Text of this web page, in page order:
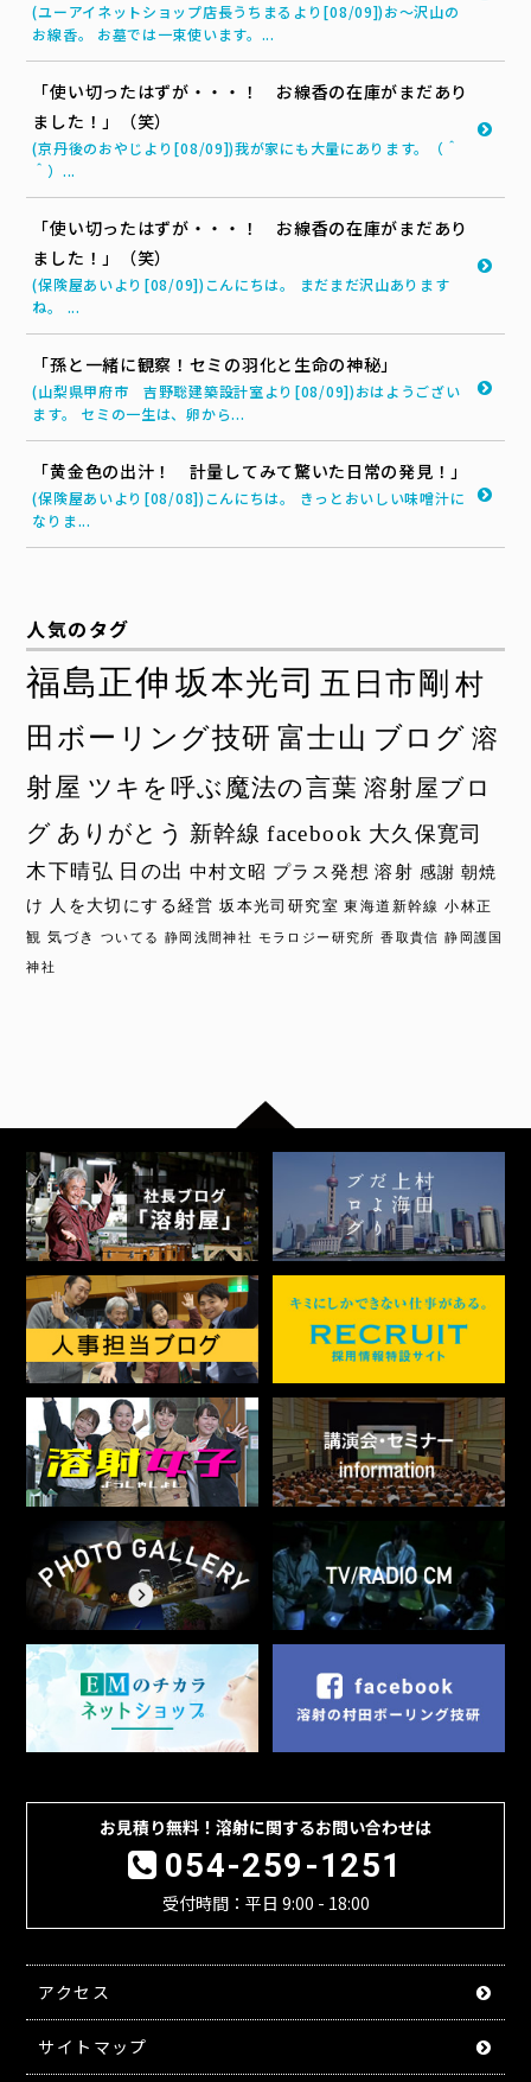
(ユーアイネットショップ店長うちまるより[08/09])お～沢山の
お線香。 お墓では一束使います。...
「使い切ったはずが・・・！ お線香の在庫がまだあり
ました！」（笑）
(京丹後のおやじより[08/09])我が家にも大量にあります。（＾
＾）...
「使い切ったはずが・・・！ お線香の在庫がまだあり
ました！」（笑）
(保険屋あいより[08/09])こんにちは。 まだまだ沢山あります
ね。 ...
「孫と一緒に観察！セミの羽化と生命の神秘」
(山梨県甲府市 吉野聡建築設計室より[08/09])おはようござい
ます。 セミの一生は、卵から...
「黄金色の出汁！ 計量してみて驚いた日常の発見！」
(保険屋あいより[08/08])こんにちは。 きっとおいしい味噌汁に
なりま...
人気のタグ
福島正伸 坂本光司 五日市剛 村
田ボーリング技研 富士山 ブログ 溶
射屋 ツキを呼ぶ魔法の言葉 溶射屋ブロ
グ ありがとう 新幹線 facebook 大久保寛司
木下晴弘 日の出 中村文昭 プラス発想 溶射 感謝 朝焼
け 人を大切にする経営 坂本光司研究室 東海道新幹線 小林正
観 気づき ついてる 静岡浅間神社 モラロジー研究所 香取貴信 静岡護国
神社
お見積り無料！溶射に関するお問い合わせは
054-259-1251
受付時間：平日 9:00 - 18:00
アクセス
サイトマップ